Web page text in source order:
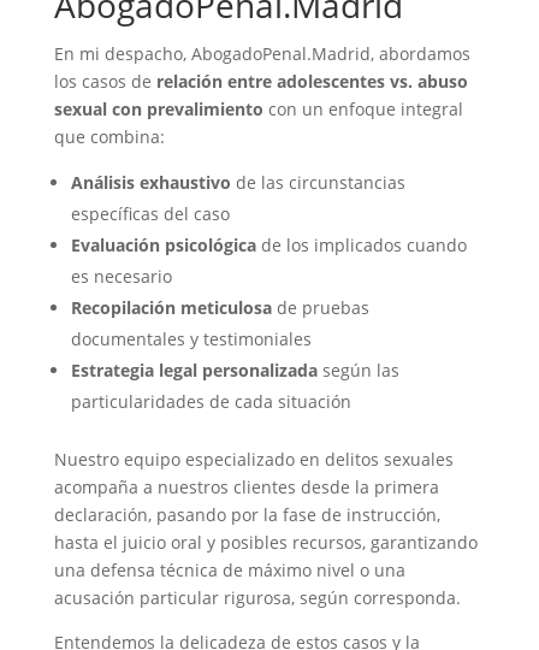
En mi despacho, AbogadoPenal.Madrid, abordamos
los casos de relación entre adolescentes vs. abuso
sexual con prevalimiento con un enfoque integral
que combina:
Análisis exhaustivo de las circunstancias
específicas del caso
Evaluación psicológicade los implicados cuando
es necesario
Recopilación meticulosade pruebas
documentales y testimoniales
Estrategia legal personalizadasegún las
particularidades de cada situación
Nuestro equipo especializado en delitos sexuales
acompaña a nuestros clientes desde la primera
declaración, pasando por la fase de instrucción,
hasta el juicio oral y posibles recursos, garantizando
una defensa técnica de máximo nivel o una
acusación particular rigurosa, según corresponda.
Entendemos la delicadeza de estos casos y la